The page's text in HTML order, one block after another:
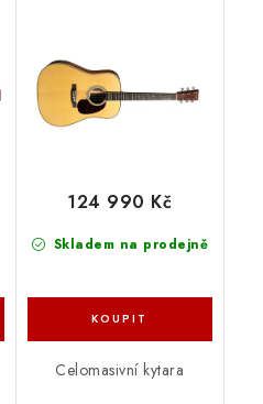
Skladem na prodejně
124 990 Kč
Celomasivní kytara